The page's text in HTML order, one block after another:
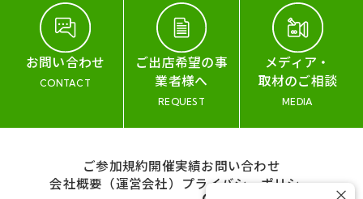
お問い合わせ
CONTACT
ご出店希望の事
業者様へ
REQUEST
メディア・
取材のご相談
MEDIA
ご参加規約開催実績お問い合わせ
会社概要（運営会社） プライバシーポリシー
×